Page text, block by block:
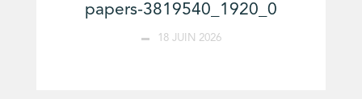
papers-3819540_1920_0
18 JUIN 2026